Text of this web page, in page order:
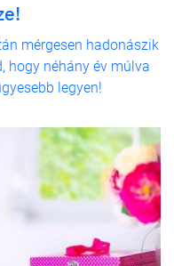
mérgesen hadonászik
hogy néhány év múlva
legyen!